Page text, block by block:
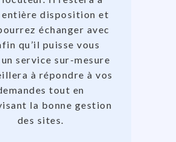
disposition et
échanger avec
qu’il puisse vous
service sur-mesure
à répondre à vos
tout en
la bonne gestion
des sites.